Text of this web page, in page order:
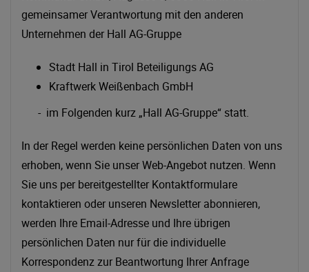
gemeinsamer Verantwortung mit den anderen
Unternehmen der Hall AG-Gruppe
Stadt Hall in Tirol Beteiligungs AG
Kraftwerk Weißenbach GmbH
- im Folgenden kurz „Hall AG-Gruppe“ statt.
In der Regel werden keine persönlichen Daten von uns
erhoben, wenn Sie unser Web-Angebot nutzen. Wenn
Sie uns per bereitgestellter Kontaktformulare
kontaktieren oder unseren Newsletter abonnieren,
werden Ihre Email-Adresse und Ihre übrigen
persönlichen Daten nur für die individuelle
Korrespondenz zur Beantwortung Ihrer Anfrage